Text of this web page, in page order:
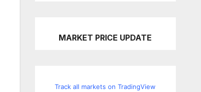
MARKET PRICE UPDATE
Track all markets on TradingView